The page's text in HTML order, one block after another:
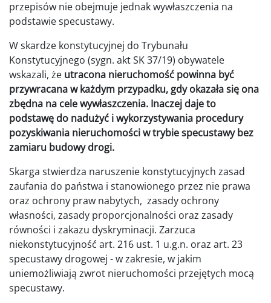
przepisów nie obejmuje jednak wywłaszczenia na
podstawie specustawy.
W skardze konstytucyjnej do Trybunału
Konstytucyjnego (sygn. akt SK 37/19) obywatele
wskazali, że utracona nieruchomość powinna być
przywracana w każdym przypadku, gdy okazała się ona
zbędna na cele wywłaszczenia. Inaczej daje to
podstawę do nadużyć i wykorzystywania procedury
pozyskiwania nieruchomości w trybie specustawy bez
zamiaru budowy drogi.
Skarga stwierdza naruszenie konstytucyjnych zasad
zaufania do państwa i stanowionego przez nie prawa
oraz ochrony praw nabytych, zasady ochrony
własności, zasady proporcjonalności oraz zasady
równości i zakazu dyskryminacji. Zarzuca
niekonstytucyjność art. 216 ust. 1 u.g.n. oraz art. 23
specustawy drogowej - w zakresie, w jakim
uniemożliwiają zwrot nieruchomości przejętych mocą
specustawy.